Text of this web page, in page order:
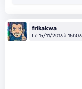
frikakwa
Le 15/11/2013 à 15h03